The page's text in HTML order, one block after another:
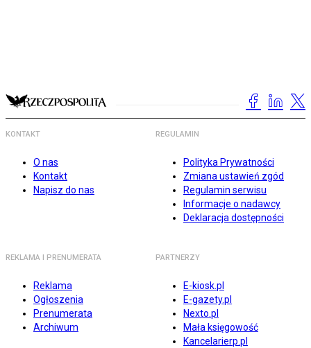
KONTAKT
O nas
Kontakt
Napisz do nas
REGULAMIN
Polityka Prywatności
Zmiana ustawień zgód
Regulamin serwisu
Informacje o nadawcy
Deklaracja dostępności
REKLAMA I PRENUMERATA
Reklama
Ogłoszenia
Prenumerata
Archiwum
PARTNERZY
E-kiosk.pl
E-gazety.pl
Nexto.pl
Mała księgowość
Kancelarierp.pl